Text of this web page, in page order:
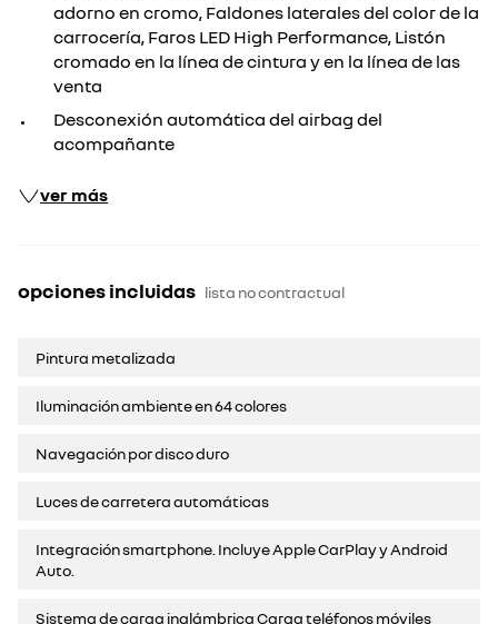
adorno en cromo, Faldones laterales del color de la
carrocería, Faros LED High Performance, Listón
cromado en la línea de cintura y en la línea de las
venta
Desconexión automática del airbag del
acompañante
ver más
opciones incluidas lista no contractual
Pintura metalizada
Iluminación ambiente en 64 colores
Navegación por disco duro
Luces de carretera automáticas
Integración smartphone. Incluye Apple CarPlay y Android
Auto.
Sistema de carga inalámbrica Carga teléfonos móviles